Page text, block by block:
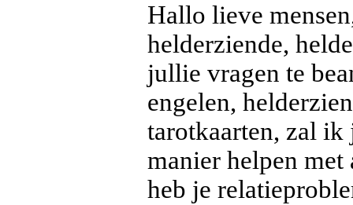
Hallo lieve
helderziende,
jullie vragen te
engelen,
tarotkaarten, zal ik
manier helpen
heb je